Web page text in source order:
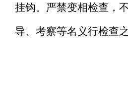
挂钩。严禁变相检查，
导、考察等名义行检查之